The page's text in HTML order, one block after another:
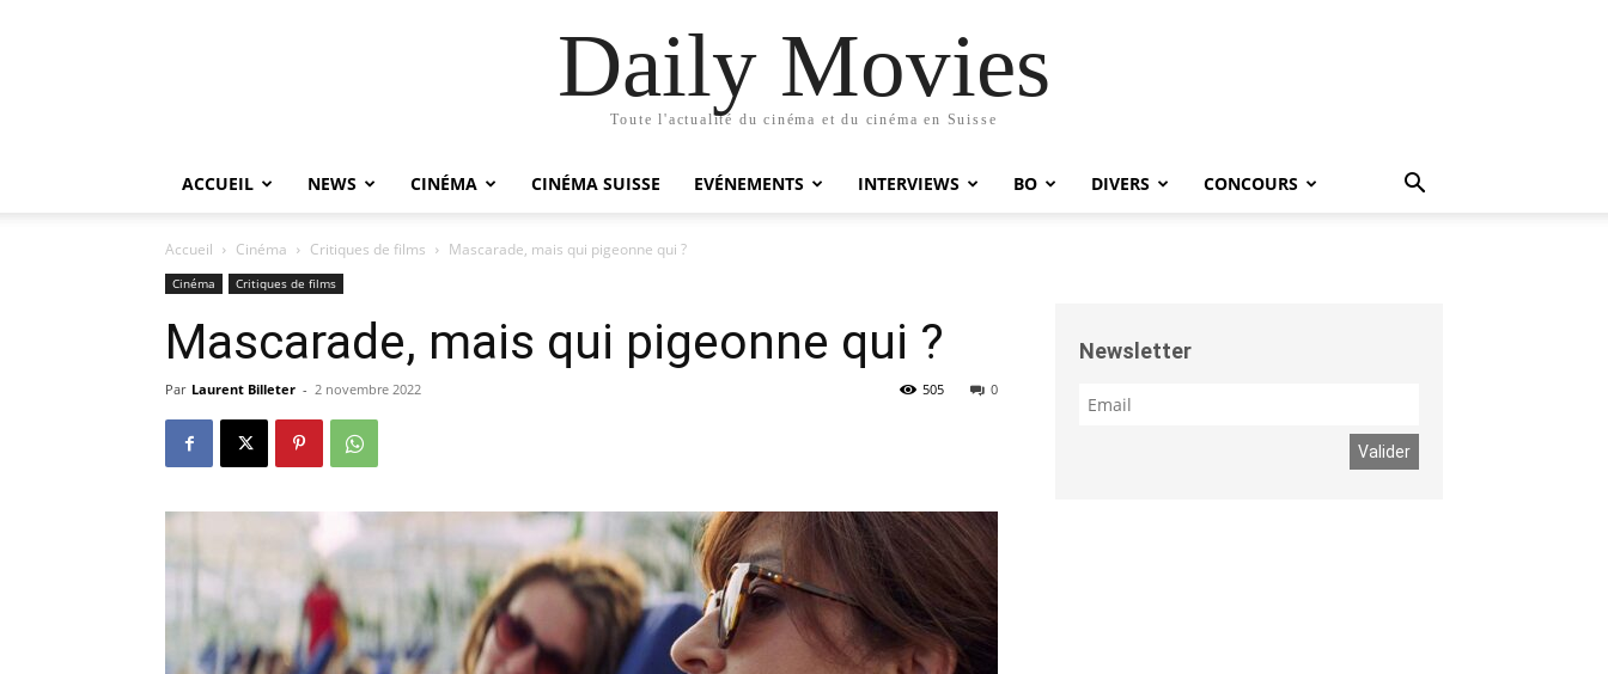
Daily Movies
Toute l'actualité du cinéma et du cinéma en Suisse
ACCUEIL NEWS CINÉMA CINÉMA SUISSE EVÉNEMENTS INTERVIEWS BO DIVERS CONCOURS
Accueil Cinéma Critiques de films Mascarade, mais qui pigeonne qui ?
Cinéma Critiques de films
Mascarade, mais qui pigeonne qui ?
Par Laurent Billeter - 2 novembre 2022 0
505
Newsletter